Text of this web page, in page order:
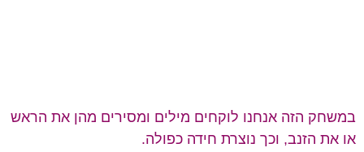
במשחק הזה אנחנו לוקחים מילים ומסירים מהן את הראש
או את הזנב, וכך נוצרת חידה כפולה.